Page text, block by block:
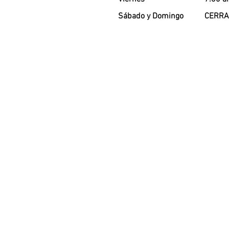
Sábado y Domingo